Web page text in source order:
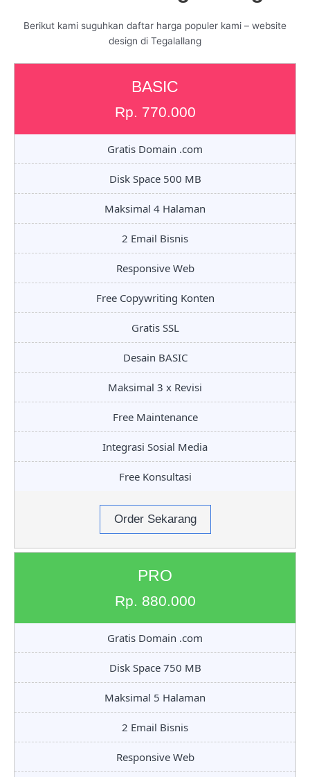
Berikut kami suguhkan daftar harga populer kami – website
design di Tegalallang
BASIC
Rp. 770.000
Gratis Domain .com
Disk Space 500 MB
Maksimal 4 Halaman
2 Email Bisnis
Responsive Web
Free Copywriting Konten
Gratis SSL
Desain BASIC
Maksimal 3 x Revisi
Free Maintenance
Integrasi Sosial Media
Free Konsultasi
Order Sekarang
PRO
Rp. 880.000
Gratis Domain .com
Disk Space 750 MB
Maksimal 5 Halaman
2 Email Bisnis
Responsive Web